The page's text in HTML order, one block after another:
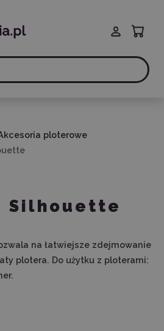
ploterowe
Silhouette
na łatwiejsze zdejmowanie
plotera. Do użytku z ploterami: